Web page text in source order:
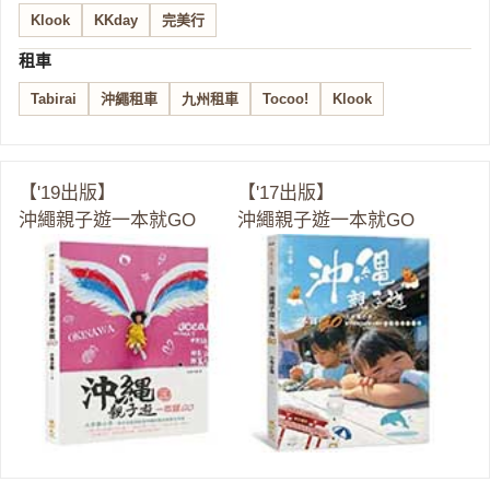
Klook KKday 完美行
租車
Tabirai 沖繩租車 九州租車 Tocoo! Klook
【'19出版】
沖繩親子遊一本就GO
【'17出版】
沖繩親子遊一本就GO